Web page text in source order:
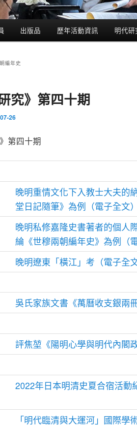
出版品 歷年活動資訊 明代
編年史
究》第四十期
26
第四十期
晚明重情文化下入教士大夫的
堂日記隨筆》為例（電子全文）
晚明私修嘉隆史書著者的個
綸《世穆兩朝編年史》為例（
晚明遼東「橫江」考（電子全文
吳氏家族文書《萬曆收支銀兩
評焦堃《陽明心學與明代內閣
2022年日本明清史夏合宿活動
「明代臨清與大運河」國際